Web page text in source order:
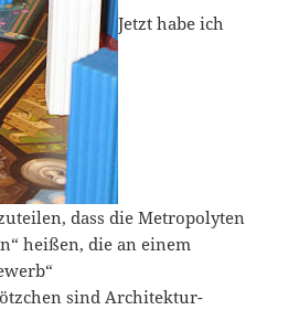
Jetzt habe ich
dass die Metropolyten
heißen, die an einem
sind Architektur-